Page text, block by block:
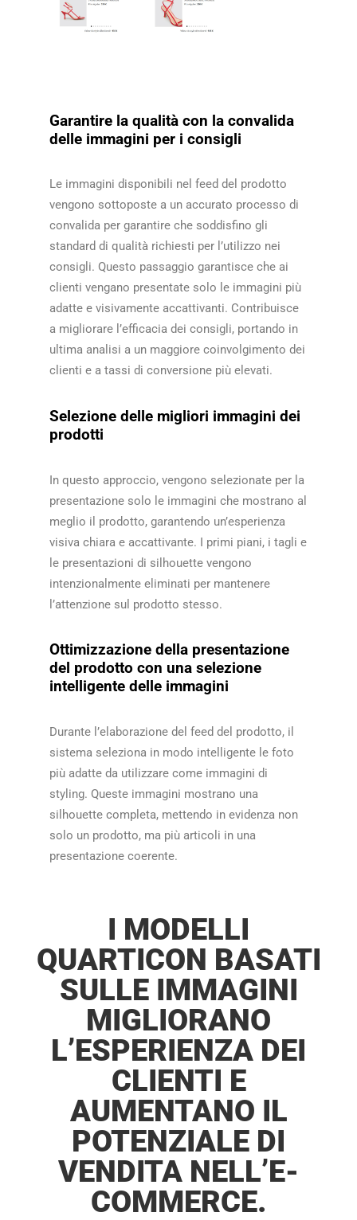
Garantire la qualità con la convalida
delle immagini per i consigli
Le immagini disponibili nel feed del prodotto
vengono sottoposte a un accurato processo di
convalida per garantire che soddisfino gli
standard di qualità richiesti per l’utilizzo nei
consigli. Questo passaggio garantisce che ai
clienti vengano presentate solo le immagini più
adatte e visivamente accattivanti. Contribuisce
a migliorare l’efficacia dei consigli, portando in
ultima analisi a un maggiore coinvolgimento dei
clienti e a tassi di conversione più elevati.​​
Selezione delle migliori immagini dei
prodotti
In questo approccio, vengono selezionate per la
presentazione solo le immagini che mostrano al
meglio il prodotto, garantendo un’esperienza
visiva chiara e accattivante. I primi piani, i tagli e
le presentazioni di silhouette vengono
intenzionalmente eliminati per mantenere
l’attenzione sul prodotto stesso.​​
Ottimizzazione della presentazione
del prodotto con una selezione
intelligente delle immagini
Durante l’elaborazione del feed del prodotto, il
sistema seleziona in modo intelligente le foto
più adatte da utilizzare come immagini di
styling. Queste immagini mostrano una
silhouette completa, mettendo in evidenza non
solo un prodotto, ma più articoli in una
presentazione coerente.​​
I MODELLI
QUARTICON BASATI
SULLE IMMAGINI
MIGLIORANO
L’ESPERIENZA DEI
CLIENTI E
AUMENTANO IL
POTENZIALE DI
VENDITA NELL’E-
COMMERCE.​​